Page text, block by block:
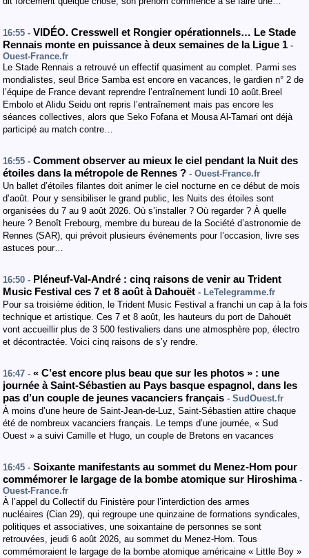
16:55 - VIDÉO. Cresswell et Rongier opérationnels… Le Stade
Rennais monte en puissance à deux semaines de la Ligue 1 -
Ouest-France.fr
Le Stade Rennais a retrouvé un effectif quasiment au complet. Parmi ses
mondialistes, seul Brice Samba est encore en vacances, le gardien n° 2 de
l’équipe de France devant reprendre l’entraînement lundi 10 août.Breel
Embolo et Alidu Seidu ont repris l’entraînement mais pas encore les
séances collectives, alors que Seko Fofana et Mousa Al-Tamari ont déjà
participé au match contre…
16:55 - Comment observer au mieux le ciel pendant la Nuit des
étoiles dans la métropole de Rennes ? - Ouest-France.fr
Un ballet d’étoiles filantes doit animer le ciel nocturne en ce début de mois
d’août. Pour y sensibiliser le grand public, les Nuits des étoiles sont
organisées du 7 au 9 août 2026. Où s’installer ? Où regarder ? À quelle
heure ? Benoît Frebourg, membre du bureau de la Société d’astronomie de
Rennes (SAR), qui prévoit plusieurs événements pour l’occasion, livre ses
astuces pour…
16:50 - Pléneuf-Val-André : cinq raisons de venir au Trident
Music Festival ces 7 et 8 août à Dahouët - LeTelegramme.fr
Pour sa troisième édition, le Trident Music Festival a franchi un cap à la fois
technique et artistique. Ces 7 et 8 août, les hauteurs du port de Dahouët
vont accueillir plus de 3 500 festivaliers dans une atmosphère pop, électro
et décontractée. Voici cinq raisons de s’y rendre.
16:47 - « C’est encore plus beau que sur les photos » : une
journée à Saint-Sébastien au Pays basque espagnol, dans les
pas d’un couple de jeunes vacanciers français - SudOuest.fr
À moins d’une heure de Saint-Jean-de-Luz, Saint-Sébastien attire chaque
été de nombreux vacanciers français. Le temps d’une journée, « Sud
Ouest » a suivi Camille et Hugo, un couple de Bretons en vacances
16:45 - Soixante manifestants au sommet du Menez-Hom pour
commémorer le largage de la bombe atomique sur Hiroshima -
Ouest-France.fr
À l’appel du Collectif du Finistère pour l’interdiction des armes
nucléaires (Cian 29), qui regroupe une quinzaine de formations syndicales,
politiques et associatives, une soixantaine de personnes se sont
retrouvées, jeudi 6 août 2026, au sommet du Menez-Hom. Tous
commémoraient le largage de la bombe atomique américaine « Little Boy »